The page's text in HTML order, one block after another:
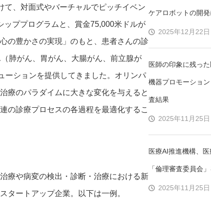
て、対面式やバーチャルでピッチイベン
ッププログラムと、賞金75,000米ドルが
の豊かさの実現」のもと、患者さんの診
肺がん、胃がん、大腸がん、前立腺が
ーションを提供してきました。オリンパ
療のパラダイムに大きな変化を与えると
の診療プロセスの各過程を最適化するこ
療や病変の検出・診断・治療における新
タートアップ企業。以下は一例。
ケアロボットの開
2025年12月22日
医師の印象に残っ
機器プロモーショ
査結果
2025年11月25日
医療AI推進機構、
「倫理審査委員会
2025年11月25日